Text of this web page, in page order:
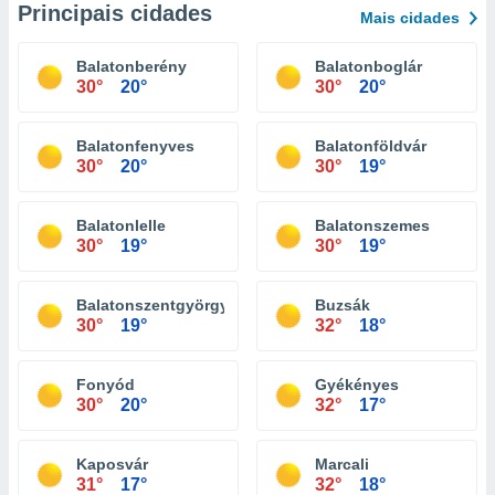
Principais cidades Mais cidades
Balatonberény
30° 20°
Balatonboglár
30° 20°
Balatonfenyves
30° 20°
Balatonföldvár
30° 19°
Balatonlelle
30° 19°
Balatonszemes
30° 19°
Balatonszentgyörgy
30° 19°
Buzsák
32° 18°
Fonyód
30° 20°
Gyékényes
32° 17°
Kaposvár
31° 17°
Marcali
32° 18°